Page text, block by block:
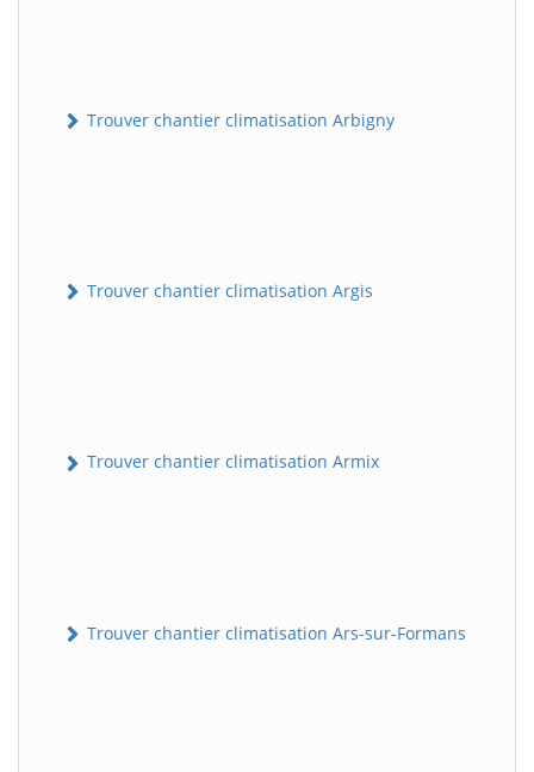
Trouver chantier climatisation Arbigny
Trouver chantier climatisation Argis
Trouver chantier climatisation Armix
Trouver chantier climatisation Ars-sur-Formans